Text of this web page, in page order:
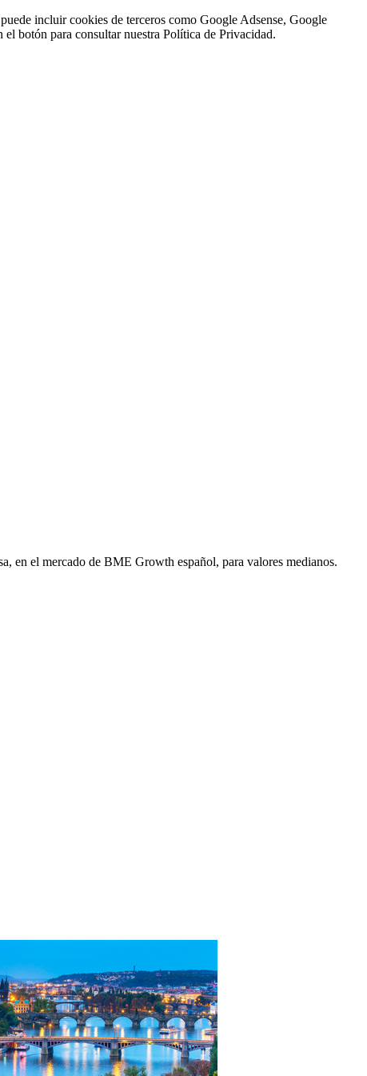
incluir cookies de terceros como Google Adsense, Google
botón para consultar nuestra Política de Privacidad.
en el mercado de BME Growth español, para valores medianos.